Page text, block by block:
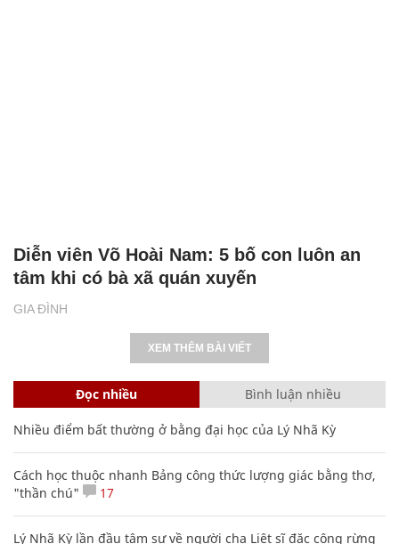
GIA ĐÌNH
Diễn viên Võ Hoài Nam: 5 bố con luôn an
tâm khi có bà xã quán xuyến
XEM THÊM BÀI VIẾT
Đọc nhiều Bình luận nhiều
Nhiều điểm bất thường ở bằng đại học của Lý Nhã Kỳ
Cách học thuộc nhanh Bảng công thức lượng giác bằng thơ,
"thần chú"
17
Lý Nhã Kỳ lần đầu tâm sự về người cha Liệt sĩ đặc công rừng